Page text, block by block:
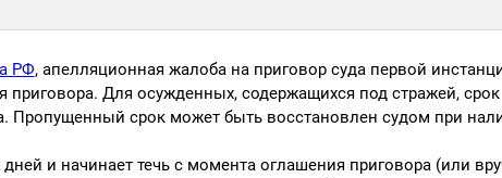
РФ, апелляционная жалоба на приговор суда первой
приговора. Для осужденных, содержащихся под стражей, срок
Пропущенный срок может быть восстановлен судом при
и начинает течь с момента оглашения приговора (или